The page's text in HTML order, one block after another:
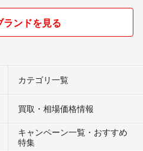
ンドを見る
カテゴリ一覧
買取・相場価格情報
キャンペーン一覧・おすすめ
特集